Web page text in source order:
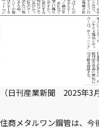
（日刊産業新聞 2025年3
住商メタルワン鋼管は、今